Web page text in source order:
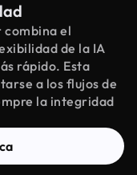
combina el
de la IA
rápido. Esta
a los flujos de
la integridad